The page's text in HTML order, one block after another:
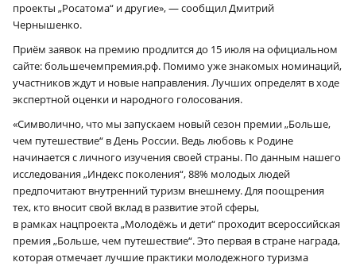
проекты „Росатома“ и другие», — сообщил Дмитрий
Чернышенко.
Приём заявок на премию продлится до 15 июля на официальном
сайте: большечемпремия.рф. Помимо уже знакомых номинаций,
участников ждут и новые направления. Лучших определят в ходе
экспертной оценки и народного голосования.
«Символично, что мы запускаем новый сезон премии „Больше,
чем путешествие“ в День России. Ведь любовь к Родине
начинается с личного изучения своей страны. По данным нашего
исследования „Индекс поколения“, 88% молодых людей
предпочитают внутренний туризм внешнему. Для поощрения
тех, кто вносит свой вклад в развитие этой сферы,
в рамках нацпроекта „Молодёжь и дети“ проходит всероссийская
премия „Больше, чем путешествие“. Это первая в стране награда,
которая отмечает лучшие практики молодежного туризма